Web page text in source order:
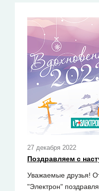
27 декабря 2022
Поздравляем с
Уважаемые друзья!
"Электрон"